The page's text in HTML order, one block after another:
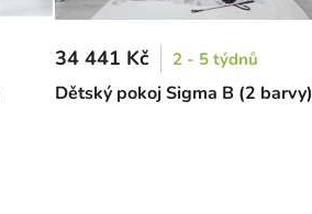
Dětský pokoj Sigma B (2 barvy)
34 441 Kč 2 - 5 týdnů